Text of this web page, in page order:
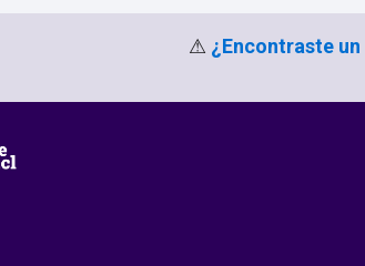
⚠ ¿Encontraste